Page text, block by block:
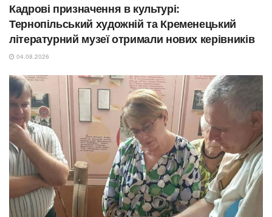
Кадрові призначення в культурі:
Тернопільський художній та Кременецький
літературний музеї отримали нових керівників
04.08.2026